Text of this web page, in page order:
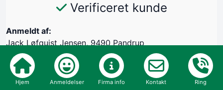
Verificeret kunde
Anmeldt af:
Jack Løfquist Jensen, 9490 Pandrup
29/06-2026
Kommunikation
Hjem Anmeldelser Firma info Kontakt Ring